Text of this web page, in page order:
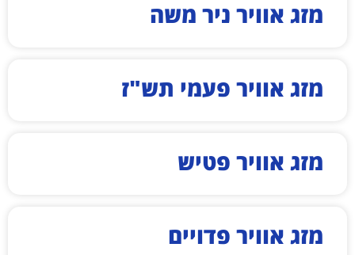
מזג אוויר ניר משה
מזג אוויר פעמי תש"ז
מזג אוויר פטיש
מזג אוויר פדויים